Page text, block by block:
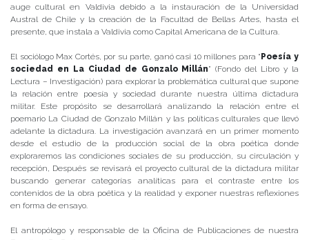
auge cultural en Valdivia debido a la instauración de la Universidad
Austral de Chile y la creación de la Facultad de Bellas Artes, hasta el
presente, que instala a Valdivia como Capital Americana de la Cultura.
El sociólogo Max Cortés, por su parte, ganó casi 10 millones para “Poesía y
sociedad en La Ciudad de Gonzalo Millán” (Fondo del Libro y la
Lectura – Investigación) para explorar la problemática cultural que supone
la relación entre poesía y sociedad durante nuestra última dictadura
militar. Este propósito se desarrollará analizando la relación entre el
poemario La Ciudad de Gonzalo Millán y las políticas culturales que llevó
adelante la dictadura. La investigación avanzará en un primer momento
desde el estudio de la producción social de la obra poética donde
exploraremos las condiciones sociales de su producción, su circulación y
recepción, Después se revisará el proyecto cultural de la dictadura militar
buscando generar categorías analíticas para el contraste entre los
contenidos de la obra poética y la realidad y exponer nuestras reflexiones
en forma de ensayo.
El antropólogo y responsable de la Oficina de Publicaciones de nuestra